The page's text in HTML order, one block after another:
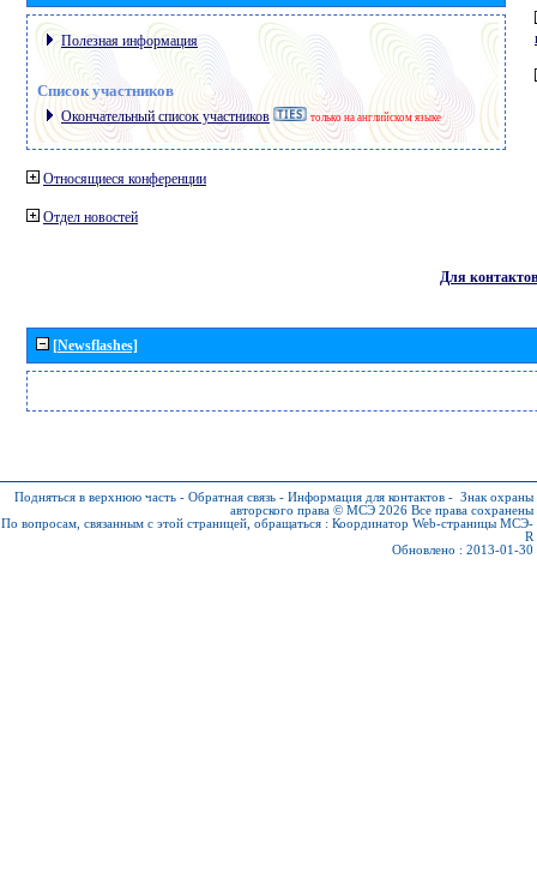
Полезная информация
Список участников
Окончательный список участников только на английском языке
Относящиеся конференции
Отдел новостей
Для контактов
[Newsflashes]
Подняться в верхнюю часть - Обратная связь - Информация для контактов - Знак охраны
авторского права © МСЭ 2026 Все права сохранены
По вопросам, связанным с этой страницей, обращаться : Координатор Web-страницы МСЭ-
R
Обновлено : 2013-01-30